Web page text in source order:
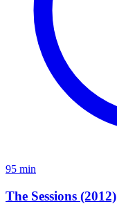
95 min
The Sessions (2012)